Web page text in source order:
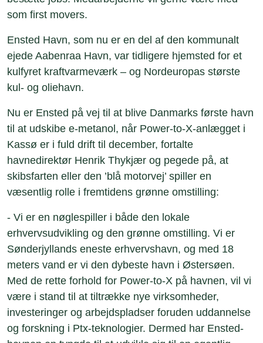
som first movers.
Ensted Havn, som nu er en del af den kommunalt
ejede Aabenraa Havn, var tidligere hjemsted for et
kulfyret kraftvarmeværk – og Nordeuropas største
kul- og oliehavn.
Nu er Ensted på vej til at blive Danmarks første havn
til at udskibe e-metanol, når Power-to-X-anlægget i
Kassø er i fuld drift til december, fortalte
havnedirektør Henrik Thykjær og pegede på, at
skibsfarten eller den ’blå motorvej’ spiller en
væsentlig rolle i fremtidens grønne omstilling:
- Vi er en nøglespiller i både den lokale
erhvervsudvikling og den grønne omstilling. Vi er
Sønderjyllands eneste erhvervshavn, og med 18
meters vand er vi den dybeste havn i Østersøen.
Med de rette forhold for Power-to-X på havnen, vil vi
være i stand til at tiltrække nye virksomheder,
investeringer og arbejdspladser foruden uddannelse
og forskning i Ptx-teknologier. Dermed har Ensted-